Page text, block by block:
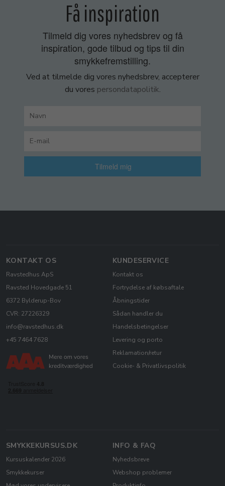
Få inspiration
Tilmeld dig vores nyhedsbrev og få
inspiration, gode tilbud og tips til din
smykkefremstilling.
Ved at tilmelde dig vores nyhedsbrev, accepterer
du vores persondatapolitik.
Tilmeld mig
KONTAKT OS
Ravstedhus ApS
Ravsted Hovedgade 51
6372 Bylderup-Bov
CVR: 27226329
info@ravstedhus.dk
+45 7464 7628
KUNDESERVICE
Kontakt os
Fortrydelse af købsaftale
Åbningstider
Sådan handler du
Handelsbetingelser
Levering og porto
Reklamation/retur
Cookie- & Privatlivspolitik
SMYKKEKURSUS.DK
Kursuskalender 2026
Smykkekurser
INFO & FAQ
Nyhedsbreve
Webshop problemer